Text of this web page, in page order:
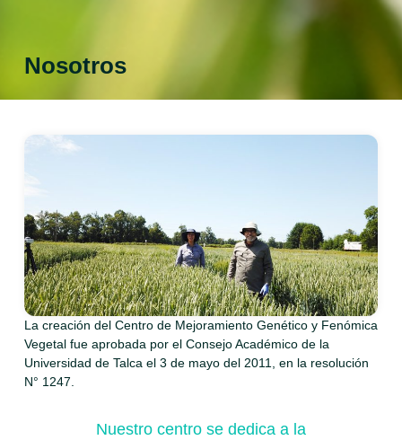
Nosotros
La creación del Centro de Mejoramiento Genético y Fenómica
Vegetal fue aprobada por el Consejo Académico de la
Universidad de Talca el 3 de mayo del 2011, en la resolución
N° 1247.
Nuestro centro se dedica a la